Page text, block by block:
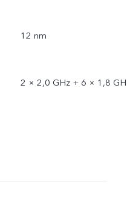
12 nm
2 × 2,0 GHz + 6 × 1,8